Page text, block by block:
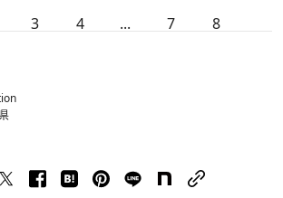
3 4 ... 7 8